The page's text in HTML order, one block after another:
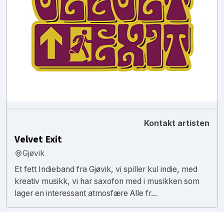
Kontakt artisten
Velvet Exit
Gjøvik
Et fett Indieband fra Gjøvik, vi spiller kul indie, med
kreativ musikk, vi har saxofon med i musikken som
lager en interessant atmosfære Alle fr...